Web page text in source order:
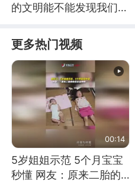
的文明能不能发现我们存
更多热门视频
00:14
5岁姐姐示范 5个月宝宝
秒懂 网友：原来二胎的